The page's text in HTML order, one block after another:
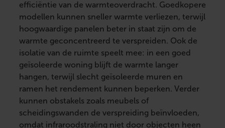
efficiëntie van de warmteoverdracht. Goedkopere
modellen kunnen sneller warmte verliezen, terwijl
hoogwaardige panelen beter in staat zijn om de
warmte geconcentreerd te verspreiden. Ook de
isolatie van de ruimte speelt mee: in een goed
geïsoleerde woning blijft de warmte langer
hangen, terwijl slecht geïsoleerde muren en
ramen het rendement kunnen beperken. Verder
kunnen obstakels zoals meubels of
scheidingswanden de verspreiding beïnvloeden,
omdat infraroodstraling niet door objecten heen